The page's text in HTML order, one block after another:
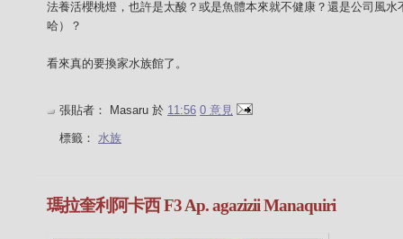
法養活櫻桃燈，也許是太酸？或是魚體本來就不健康？還是公司風水
哈）？
看來真的要換家水族館了。
張貼者： Masaru 於 11:56 0 意見
標籤： 水族
瑪拉奎利阿卡西 F3 Ap. agazizii Manaquiri